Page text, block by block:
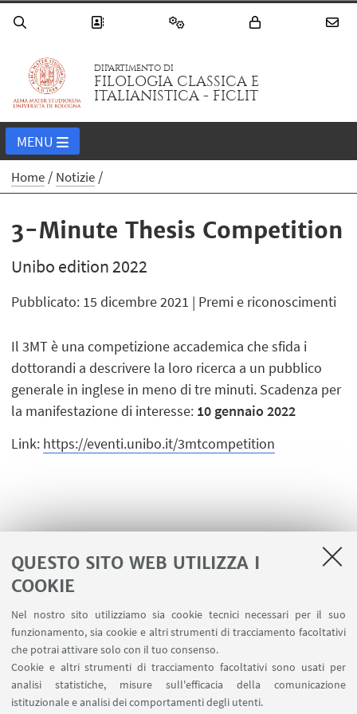
QUESTO SITO WEB UTILIZZA I
COOKIE
Nel nostro sito utilizziamo sia cookie tecnici necessari per il suo
funzionamento, sia cookie e altri strumenti di tracciamento facoltativi
che potrai attivare solo con il tuo consenso.
Cookie e altri strumenti di tracciamento facoltativi sono usati per
analisi statistiche, misure sull'efficacia della comunicazione
istituzionale e analisi dei comportamenti degli utenti.
DIPARTIMENTO DI
FILOLOGIA CLASSICA E
ITALIANISTICA - FICLIT
MENU
Home Notizie
3-Minute Thesis Competition
Unibo edition 2022
Pubblicato: 15 dicembre 2021 | Premi e riconoscimenti
Il 3MT è una competizione accademica che sfida i
dottorandi a descrivere la loro ricerca a un pubblico
generale in inglese in meno di tre minuti. Scadenza per
la manifestazione di interesse: 10 gennaio 2022
Link: https://eventi.unibo.it/3mtcompetition
LINK UTILI
Contatti